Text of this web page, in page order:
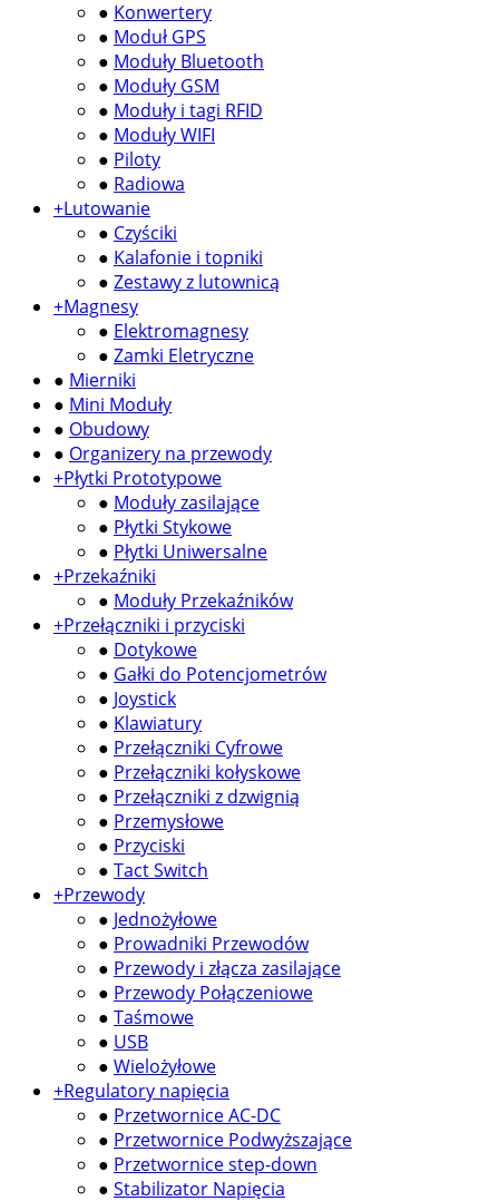
● Konwertery
● Moduł GPS
● Moduły Bluetooth
● Moduły GSM
● Moduły i tagi RFID
● Moduły WIFI
● Piloty
● Radiowa
+Lutowanie
● Czyściki
● Kalafonie i topniki
● Zestawy z lutownicą
+Magnesy
● Elektromagnesy
● Zamki Eletryczne
● Mierniki
● Mini Moduły
● Obudowy
● Organizery na przewody
+Płytki Prototypowe
● Moduły zasilające
● Płytki Stykowe
● Płytki Uniwersalne
+Przekaźniki
● Moduły Przekaźników
+Przełączniki i przyciski
● Dotykowe
● Gałki do Potencjometrów
● Joystick
● Klawiatury
● Przełączniki Cyfrowe
● Przełączniki kołyskowe
● Przełączniki z dzwignią
● Przemysłowe
● Przyciski
● Tact Switch
+Przewody
● Jednożyłowe
● Prowadniki Przewodów
● Przewody i złącza zasilające
● Przewody Połączeniowe
● Taśmowe
● USB
● Wielożyłowe
+Regulatory napięcia
● Przetwornice AC-DC
● Przetwornice Podwyższające
● Przetwornice step-down
● Stabilizator Napięcia